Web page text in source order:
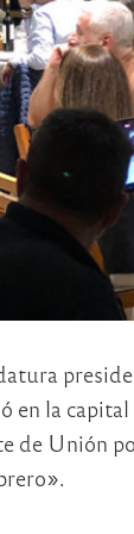
en la
de Unión